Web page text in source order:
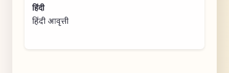
हिंदी
हिंदी आवृत्ती